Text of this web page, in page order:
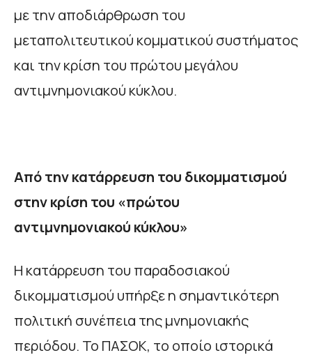
με την αποδιάρθρωση του
μεταπολιτευτικού κομματικού συστήματος
και την κρίση του πρώτου μεγάλου
αντιμνημονιακού κύκλου.
Από την κατάρρευση του δικομματισμού
στην κρίση του «πρώτου
αντιμνημονιακού κύκλου»
Η κατάρρευση του παραδοσιακού
δικομματισμού υπήρξε η σημαντικότερη
πολιτική συνέπεια της μνημονιακής
περιόδου. Το ΠΑΣΟΚ, το οποίο ιστορικά